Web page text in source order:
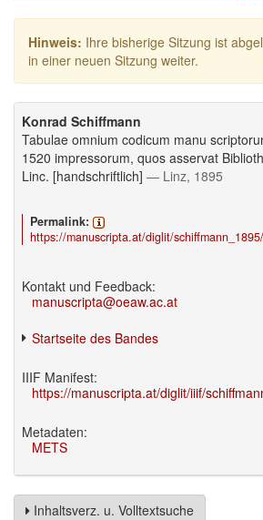
Hinweis: Ihre bisherige Sitzung ist
in einer neuen Sitzung weiter.
Konrad Schiffmann
Tabulae omnium codicum manu
1520 impressorum, quos asservat
Linc. [handschriftlich] — Linz, 1895
Permalink:
https://manuscripta.at/diglit/
Kontakt und Feedback:
manuscripta@oeaw.ac.at
Startseite des Bandes
IIIF Manifest:
https://manuscripta.at/diglit/iiif/
Metadaten:
METS
Inhaltsverz. u. Volltextsuche